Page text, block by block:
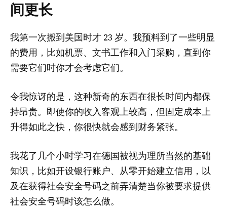
间更长
我第一次搬到美国时才 23 岁。我预料到了一些明显
的费用，比如机票、文书工作和入门采购，直到你
需要它们时你才会考虑它们。
令我惊讶的是，这种新奇的东西在很长时间内都保
持昂贵。即使你的收入客观上较高，但固定成本上
升得如此之快，你很快就会感到财务紧张。
我花了几个小时学习在德国被视为理所当然的基础
知识，比如开设银行账户、从零开始建立信用，以
及在获得社会安全号码之前弄清楚当你被要求提供
社会安全号码时该怎么做。